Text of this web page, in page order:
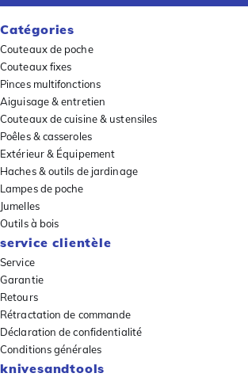
Catégories
Couteaux de poche
Couteaux fixes
Pinces multifonctions
Aiguisage & entretien
Couteaux de cuisine & ustensiles
Poêles & casseroles
Extérieur & Équipement
Haches & outils de jardinage
Lampes de poche
Jumelles
Outils à bois
service clientèle
Service
Garantie
Retours
Rétractation de commande
Déclaration de confidentialité
Conditions générales
knivesandtools